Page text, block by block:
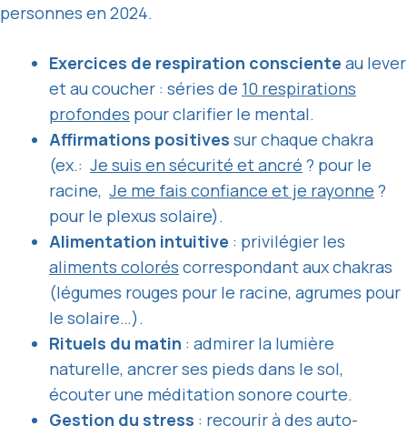
personnes en 2024.
Exercices de respiration consciente au lever
et au coucher : séries de 10 respirations
profondes pour clarifier le mental.
Affirmations positives sur chaque chakra
(ex.: Je suis en sécurité et ancré ? pour le
racine, Je me fais confiance et je rayonne ?
pour le plexus solaire).
Alimentation intuitive : privilégier les
aliments colorés correspondant aux chakras
(légumes rouges pour le racine, agrumes pour
le solaire…).
Rituels du matin : admirer la lumière
naturelle, ancrer ses pieds dans le sol,
écouter une méditation sonore courte.
Gestion du stress : recourir à des auto-